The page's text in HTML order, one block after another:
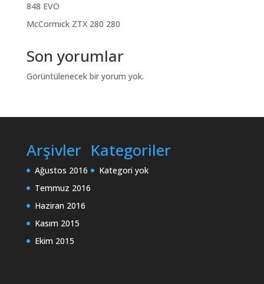
848 EVO
McCormick ZTX 280 280
Son yorumlar
Görüntülenecek bir yorum yok.
Arşivler
Ağustos 2016
Temmuz 2016
Haziran 2016
Kasım 2015
Ekim 2015
Kategoriler
Kategori yok